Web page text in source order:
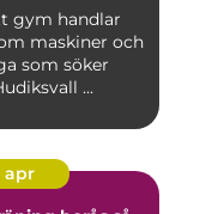
gym handlar
maskiner och
som söker
...
apr